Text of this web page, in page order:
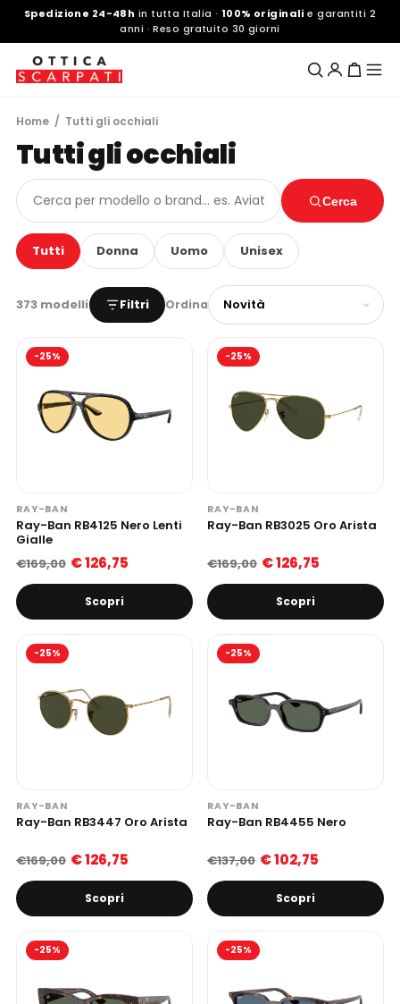
Spedizione 24-48h in tutta Italia · 100% originali e garantiti 2
anni · Reso gratuito 30 giorni
Home / Tutti gli occhiali
Tutti gli occhiali
Cerca
Tutti Donna Uomo Unisex
373 modelli Filtri Ordina
-25%
RAY-BAN
Ray-Ban RB4125 Nero Lenti
Gialle
€169,00 € 126,75
Scopri
-25%
RAY-BAN
Ray-Ban RB3025 Oro Arista
€169,00 € 126,75
Scopri
-25%
RAY-BAN
Ray-Ban RB3447 Oro Arista
€169,00 € 126,75
Scopri
-25%
RAY-BAN
Ray-Ban RB4455 Nero
€137,00 € 102,75
Scopri
-25% -25%